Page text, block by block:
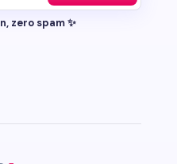
zero spam ✨